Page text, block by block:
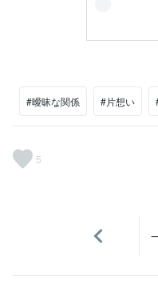
#曖昧な関係 #片想い
5